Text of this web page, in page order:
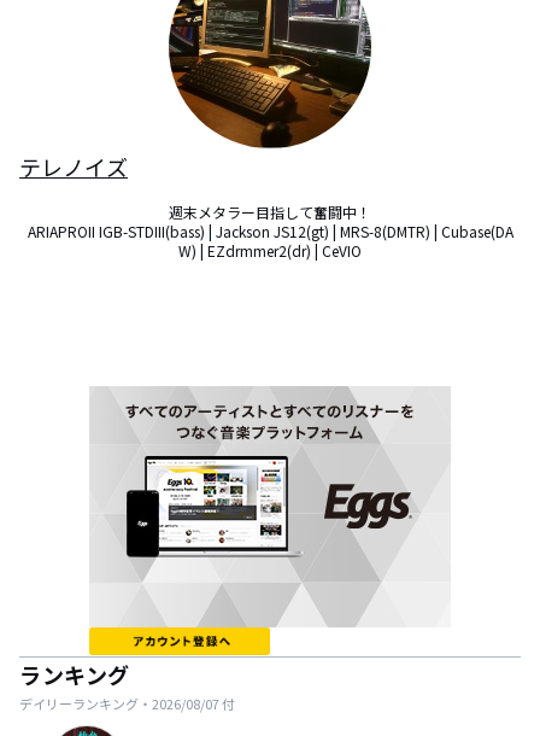
テレノイズ
週末メタラー目指して奮闘中！
ARIAPROII IGB-STDIII(bass) | Jackson JS12(gt) | MRS-8(DMTR) | Cubase(DA
W) | EZdrmmer2(dr) | CeVIO
ランキング
デイリーランキング・ 2026/08/07付